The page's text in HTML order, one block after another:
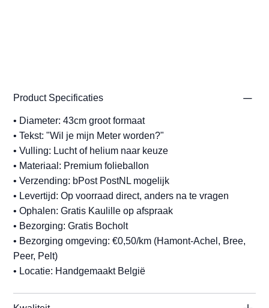
Product Specificaties
• Diameter: 43cm groot formaat
• Tekst: "Wil je mijn Meter worden?"
• Vulling: Lucht of helium naar keuze
• Materiaal: Premium folieballon
• Verzending: bPost PostNL mogelijk
• Levertijd: Op voorraad direct, anders na te vragen
• Ophalen: Gratis Kaulille op afspraak
• Bezorging: Gratis Bocholt
• Bezorging omgeving: €0,50/km (Hamont-Achel, Bree,
Peer, Pelt)
• Locatie: Handgemaakt België